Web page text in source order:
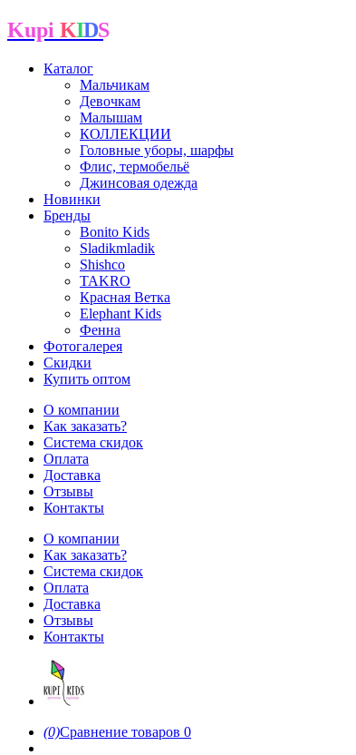
Kupi K I D S
Каталог
Мальчикам
Девочкам
Малышам
КОЛЛЕКЦИИ
Головные уборы, шарфы
Флис, термобельё
Джинсовая одежда
Новинки
Бренды
Bonito Kids
Sladikmladik
Shishco
TAKRO
Красная Ветка
Elephant Kids
Фенна
Фотогалерея
Скидки
Купить оптом
О компании
Как заказать?
Система скидок
Оплата
Доставка
Отзывы
Контакты
О компании
Как заказать?
Система скидок
Оплата
Доставка
Отзывы
Контакты
(0)Сравнение товаров 0